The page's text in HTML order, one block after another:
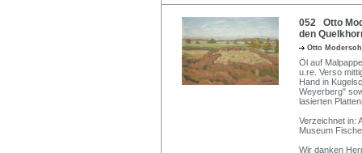
052 Otto
den
Otto
Öl auf
u.re. Verso
Hand in
Weyerberg"
lasierten
Verzeichnet in:
Museum
Wir danken